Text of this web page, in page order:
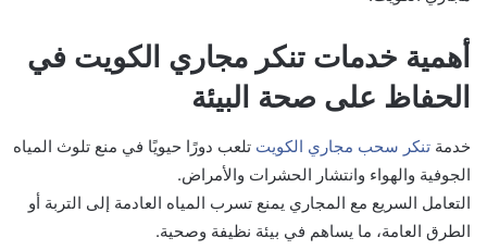
أهمية خدمات تنكر مجاري الكويت في
الحفاظ على صحة البيئة
خدمة تنكر سحب مجاري الكويت تلعب دورًا حيويًا في منع تلوث المياه
الجوفية والهواء وانتشار الحشرات والأمراض.
التعامل السريع مع المجاري يمنع تسرب المياه العادمة إلى التربة أو
الطرق العامة، ما يساهم في بيئة نظيفة وصحية.